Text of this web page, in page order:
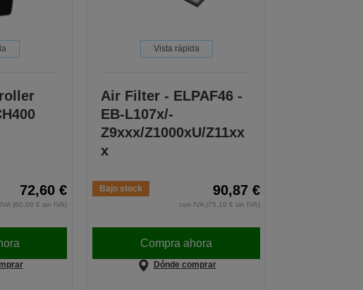
72,60 €
(60,00 € sin IVA)
Vista rápida
Air Filter - ELPAF46 -
EB-L107x/-
Z9xxx/Z1000xU/Z11xx
x
Bajo stock 90,87 €
con IVA (75,10 € sin IVA)
Compra ahora
Dónde comprar